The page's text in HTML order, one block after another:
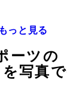
っと見る
ーツの
写真